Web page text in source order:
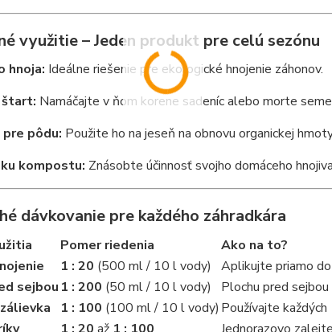
využitie – Jeden produkt pre celú sezónu
hnoja: Ideálne riešenie pre ekologické hnojenie záhonov.
štart: Namáčajte v ňom korene sadeníc alebo morte
pre pôdu: Použite ho na jeseň na obnovu organickej
kompostu: Znásobte účinnosť svojho domáceho
dávkovanie pre každého záhradkára
Pomer riedenia
Ako na to?
1 : 20 (500 ml / 10 l vody)
Aplikujte priamo
sejbou 1 : 200 (50 ml / 10 l vody)
Plochu pred
1 : 100 (100 ml / 10 l vody) Používajte